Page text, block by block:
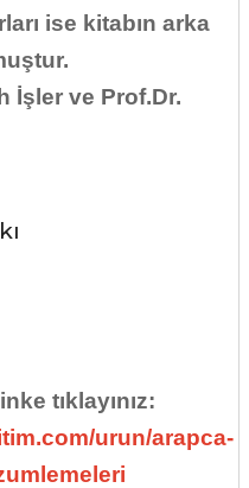
ise kitabın arka
İşler ve Prof.Dr.
tıklayınız:
urun/arapca-